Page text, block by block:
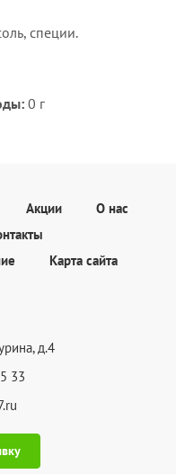
специи.
0 г
Акции
О нас
Карта сайта
д.4
33